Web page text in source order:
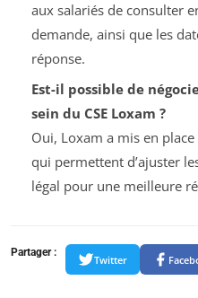
aux salariés de consulter
demande, ainsi que les
réponse.
Est-il possible de
sein du CSE Loxam ?
Oui, Loxam a mis en
qui permettent d’ajuster
légal pour une meilleure
Partager :
Twitter